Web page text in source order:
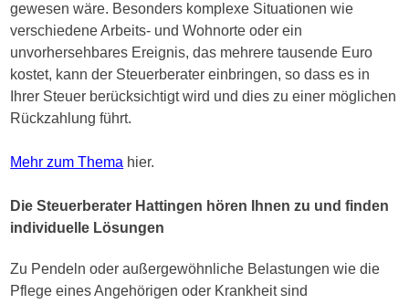
gewesen wäre. Besonders komplexe Situationen wie
verschiedene Arbeits- und Wohnorte oder ein
unvorhersehbares Ereignis, das mehrere tausende Euro
kostet, kann der Steuerberater einbringen, so dass es in
Ihrer Steuer berücksichtigt wird und dies zu einer möglichen
Rückzahlung führt.
Mehr zum Thema hier.
Die Steuerberater Hattingen hören Ihnen zu und finden
individuelle Lösungen
Zu Pendeln oder außergewöhnliche Belastungen wie die
Pflege eines Angehörigen oder Krankheit sind